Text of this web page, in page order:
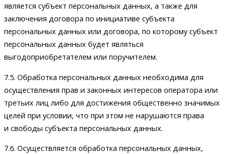
является субъект персональных данных, а также для
заключения договора по инициативе субъекта
персональных данных или договора, по которому субъект
персональных данных будет являться
выгодоприобретателем или поручителем.
7.5. Обработка персональных данных необходима для
осуществления прав и законных интересов оператора или
третьих лиц либо для достижения общественно значимых
целей при условии, что при этом не нарушаются права
и свободы субъекта персональных данных.
7.6. Осуществляется обработка персональных данных,